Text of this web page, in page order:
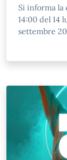
Si informa
14:00 del 14
settembre